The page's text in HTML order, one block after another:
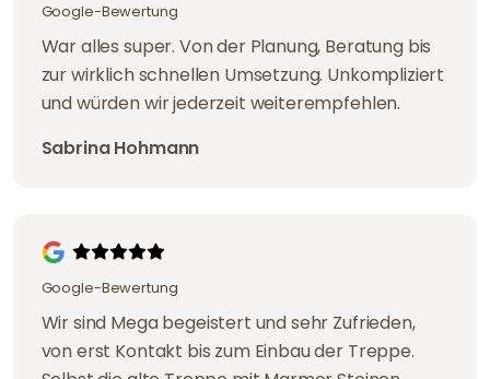
Google-Bewertung
War alles super. Von der Planung, Beratung bis
zur wirklich schnellen Umsetzung. Unkompliziert
und würden wir jederzeit weiterempfehlen.
Sabrina Hohmann
Google-Bewertung
Wir sind Mega begeistert und sehr Zufrieden,
von erst Kontakt bis zum Einbau der Treppe.